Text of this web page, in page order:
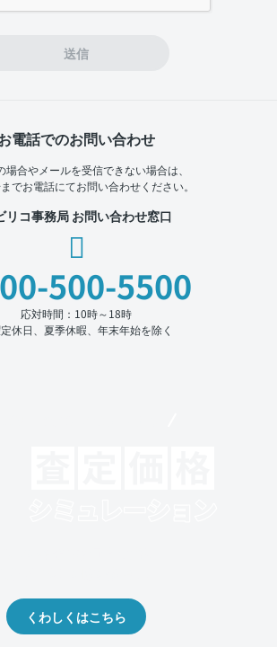
送信
電話でのお問い合わせ
場合やメールを受信できない場合は、
でお電話にてお問い合わせください。
リコ事務局 お問い合わせ窓口
500-5500
応対時間：10時～18時
休日、夏季休暇、年末年始を除く
くわしくはこちら